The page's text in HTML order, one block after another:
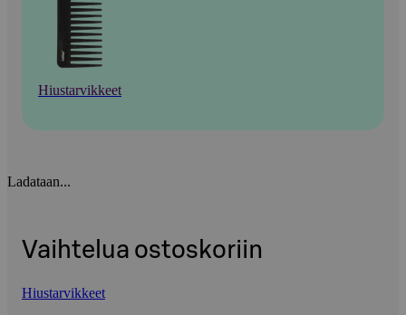
Hiustarvikkeet
Ladataan...
Vaihtelua ostoskoriin
Hiustarvikkeet